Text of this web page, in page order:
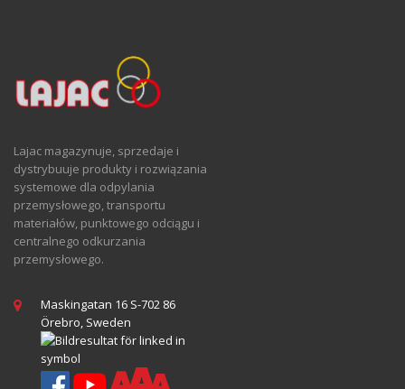
Lajac magazynuje, sprzedaje i
dystrybuuje produkty i rozwiązania
systemowe dla odpylania
przemysłowego, transportu
materiałów, punktowego odciągu i
centralnego odkurzania
przemysłowego.
Maskingatan 16 S-702 86
Örebro, Sweden